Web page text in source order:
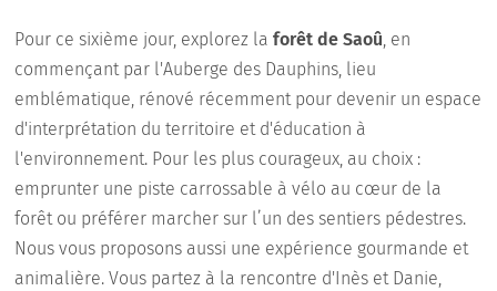
Pour ce sixième jour, explorez laforêt de Saoû, en
commençant par l'Auberge des Dauphins, lieu
emblématique, rénové récemment pour devenir un espace
d'interprétation du territoire et d'éducation à
l'environnement. Pour les plus courageux, au choix :
emprunter une piste carrossable à vélo au cœur de la
forêt ou préférer marcher sur l’un des sentiers pédestres.
Nous vous proposons aussi une expérience gourmande et
animalière. Vous partez à la rencontre d'Inès et Danie,